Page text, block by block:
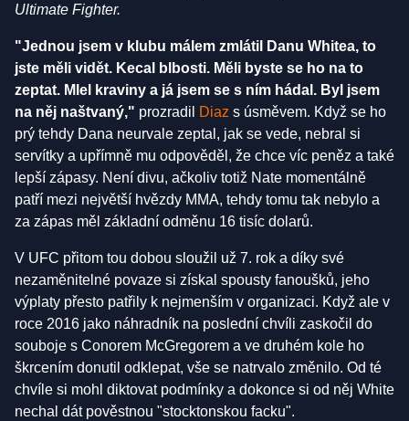
Ultimate Fighter.
"Jednou jsem v klubu málem zmlátil Danu Whitea, to
jste měli vidět. Kecal blbosti. Měli byste se ho na to
zeptat. Mlel kraviny a já jsem se s ním hádal. Byl jsem
na něj naštvaný," prozradil Diaz s úsměvem. Když se ho
prý tehdy Dana neurvale zeptal, jak se vede, nebral si
servítky a upřímně mu odpověděl, že chce víc peněz a také
lepší zápasy. Není divu, ačkoliv totiž Nate momentálně
patří mezi největší hvězdy MMA, tehdy tomu tak nebylo a
za zápas měl základní odměnu 16 tisíc dolarů.
V UFC přitom tou dobou sloužil už 7. rok a díky své
nezaměnitelné povaze si získal spousty fanoušků, jeho
výplaty přesto patřily k nejmenším v organizaci. Když ale v
roce 2016 jako náhradník na poslední chvíli zaskočil do
souboje s Conorem McGregorem a ve druhém kole ho
škrcením donutil odklepat, vše se natrvalo změnilo. Od té
chvíle si mohl diktovat podmínky a dokonce si od něj White
nechal dát pověstnou "stocktonskou facku".